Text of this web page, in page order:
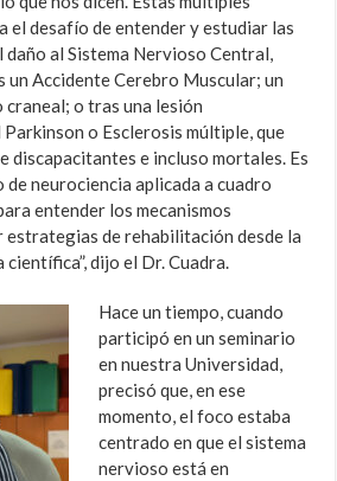
el desafío de entender y estudiar las
al Sistema Nervioso Central,
un Accidente Cerebro Muscular; un
o tras una lesión
o Esclerosis múltiple, que
discapacitantes e incluso mortales. Es
neurociencia aplicada a cuadro
entender los mecanismos
de rehabilitación desde la
dijo el Dr. Cuadra.
Hace un tiempo, cuando
participó en un seminario
en nuestra Universidad,
precisó que, en ese
momento, el foco estaba
centrado en que el sistema
nervioso está en